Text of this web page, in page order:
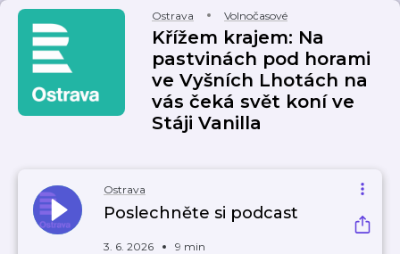
Ostrava Volnočasové
Křížem krajem: Na
pastvinách pod horami
ve Vyšních Lhotách na
vás čeká svět koní ve
Stáji Vanilla
Ostrava
Poslechněte si podcast
3. 6. 2026 9 min